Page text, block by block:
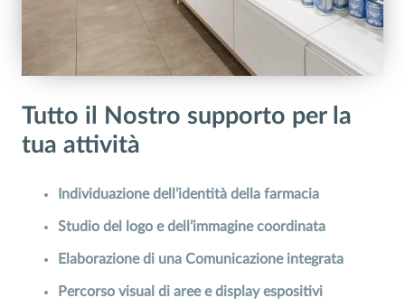
Tutto il Nostro supporto per la
tua attività
Individuazione dell’identità della farmacia
Studio del logo e dell’immagine coordinata
Elaborazione di una Comunicazione integrata
Percorso visual di aree e display espositivi